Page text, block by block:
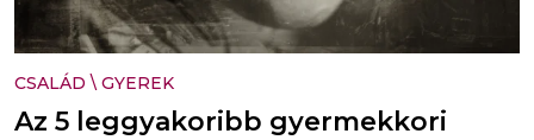
CSALÁD \ GYEREK
Az 5 leggyakoribb gyermekkori